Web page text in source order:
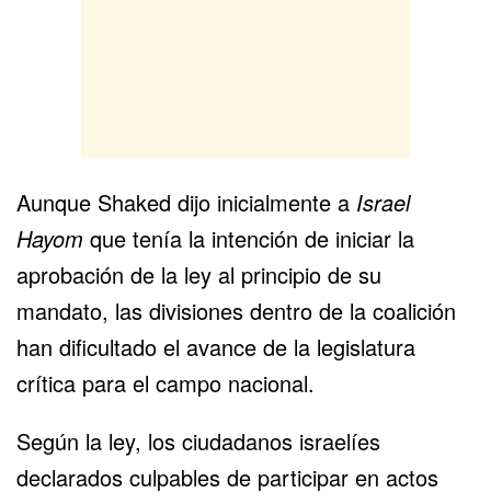
Aunque Shaked dijo inicialmente a Israel
Hayom que tenía la intención de iniciar la
aprobación de la ley al principio de su
mandato, las divisiones dentro de la coalición
han dificultado el avance de la legislatura
crítica para el campo nacional.
Según la ley, los ciudadanos israelíes
declarados culpables de participar en actos